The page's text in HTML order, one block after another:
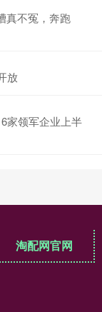
真不冤，奔跑
放
家领军企业上半
淘配网官网